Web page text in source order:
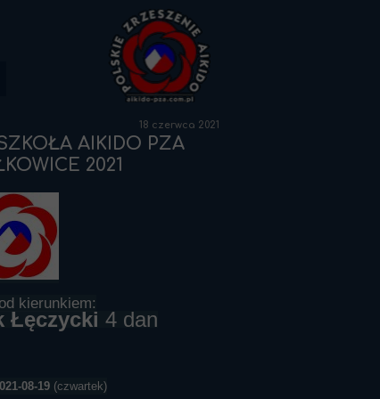
kierunkiem:
Łęczycki 4 dan
08-19 (czwartek)
18 czerwca 2021
AIKIDO PZA
2021